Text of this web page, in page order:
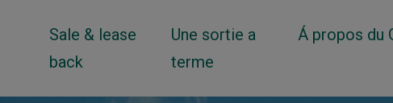
Sale & lease
back
Une sortie a
terme
Á propos du